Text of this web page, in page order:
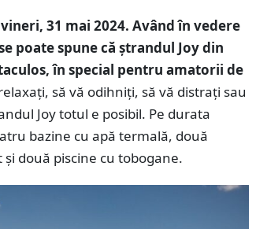
31 mai 2024. Având în vedere
poate spune că ștrandul Joy din
în special pentru amatorii de
să vă odihniți, să vă distrați sau
Joy totul e posibil. Pe durata
bazine cu apă termală, două
două piscine cu tobogane.